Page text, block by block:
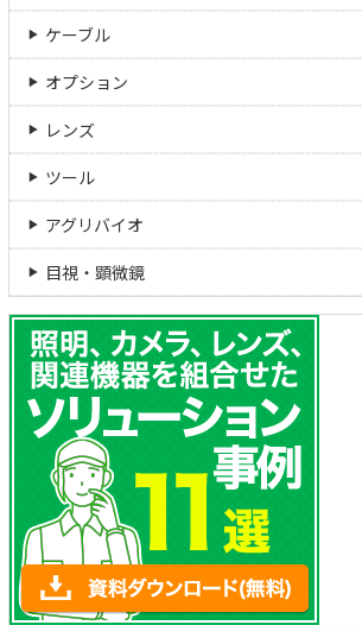
ケーブル
オプション
レンズ
ツール
アグリバイオ
目視・顕微鏡